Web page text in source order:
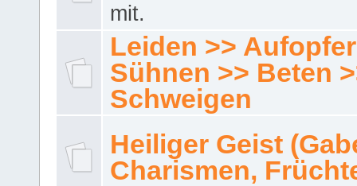
mit.
Leiden >>
Sühnen >> Beten
Schweigen
Heiliger Geist
Charismen,